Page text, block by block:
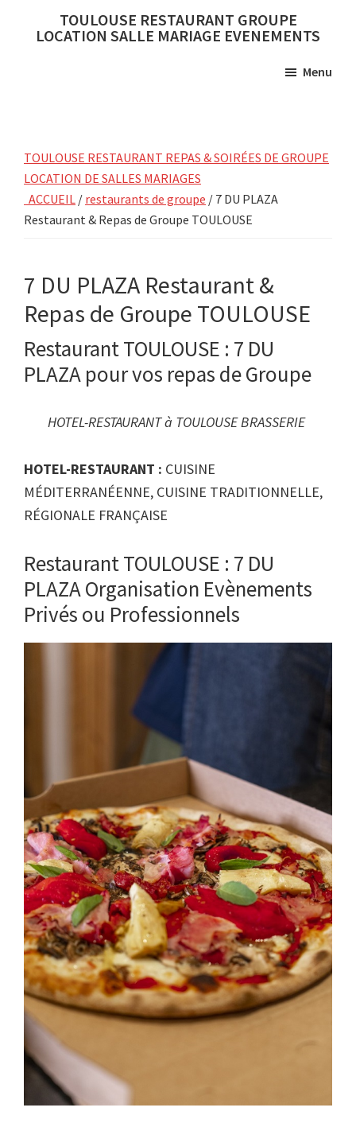
TOULOUSE RESTAURANT GROUPE
LOCATION SALLE MARIAGE EVENEMENTS
Menu
TOULOUSE RESTAURANT REPAS & SOIRÉES DE GROUPE
LOCATION DE SALLES MARIAGES
ACCUEIL / restaurants de groupe / 7 DU PLAZA
Restaurant & Repas de Groupe TOULOUSE
7 DU PLAZA Restaurant &
Repas de Groupe TOULOUSE
Restaurant TOULOUSE : 7 DU
PLAZA pour vos repas de Groupe
HOTEL-RESTAURANT à TOULOUSE BRASSERIE
HOTEL-RESTAURANT : CUISINE
MÉDITERRANÉENNE, CUISINE TRADITIONNELLE,
RÉGIONALE FRANÇAISE
Restaurant TOULOUSE : 7 DU
PLAZA Organisation Evènements
Privés ou Professionnels